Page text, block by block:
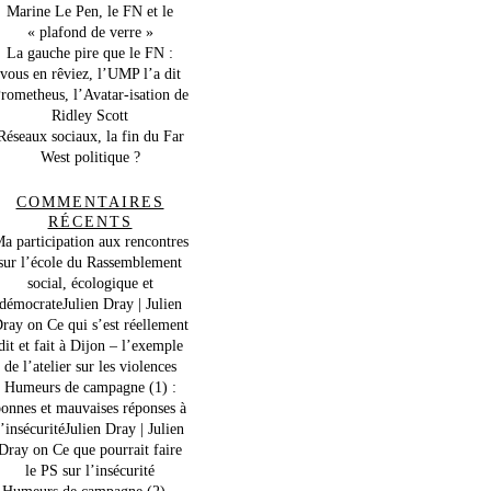
Marine Le Pen, le FN et le
« plafond de verre »
La gauche pire que le FN :
vous en rêviez, l’UMP l’a dit
l’Avatar-isation de
Ridley Scott
sociaux, la fin du Far
West politique ?
COMMENTAIRES
RÉCENTS
participation aux rencontres
l’école du Rassemblement
social, écologique et
démocrateJulien Dray | Julien
on Ce qui s’est réellement
et fait à Dijon – l’exemple
de l’atelier sur les violences
Humeurs de campagne (1) :
et mauvaises réponses à
Dray | Julien
on Ce que pourrait faire
le PS sur l’insécurité